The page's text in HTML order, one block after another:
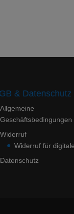
& Datenschutz
Allgemeine
Geschäftsbedingungen
Widerruf
Widerruf für
Datenschutz